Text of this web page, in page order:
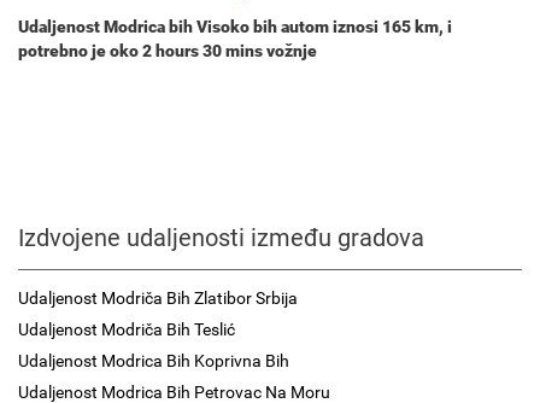
Udaljenost Modrica bih Visoko bih autom iznosi 165 km, i
potrebno je oko2 hours 30 minsvožnje
Izdvojene udaljenosti između gradova
Udaljenost Modriča Bih Zlatibor Srbija
Udaljenost Modriča Bih Teslić
Udaljenost Modrica Bih Koprivna Bih
Udaljenost Modrica Bih Petrovac Na Moru